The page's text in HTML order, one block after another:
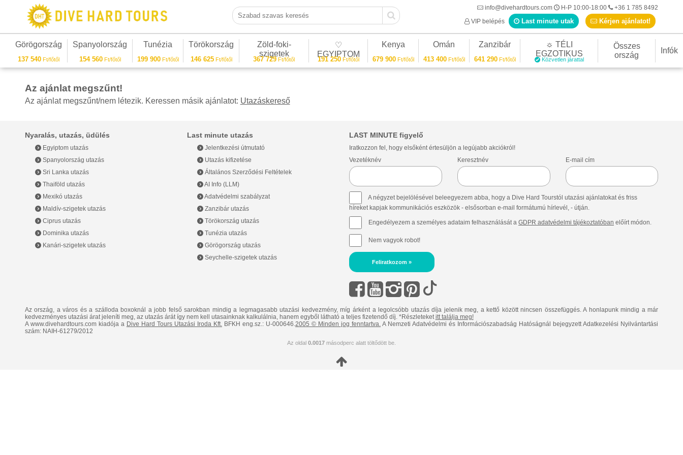
Szabad szavas keresés
info@divehardtours.com H-P 10:00-18:00
+36 1 785 8492
VIP belépés
Last minute utak Kérjen ajánlatot!
Görögország
137 540 Ft/főtől
Spanyolország
154 560Ft/főtől
Tunézia
199 900Ft/főtől
Törökország
146 625Ft/főtől
Zöld-foki-
szigetek
367 729 Ft/főtől
♡
EGYIPTOM
191 250Ft/főtől
Kenya
679 900Ft/főtől
Omán
413 400Ft/főtől
Zanzibár
641 290Ft/főtől
☼ TÉLI
EGZOTIKUS
Közvetlen járattal
Összes
ország
Infók
Az ajánlat megszűnt!
Az ajánlat megszűnt/nem létezik. Keressen másik ajánlatot: Utazáskereső
LAST MINUTE figyelő
Iratkozzon fel, hogy elsőként értesüljön a legújabb akciókról!
Vezetéknév
Keresztnév E-mail cím
A négyzet bejelölésével beleegyezem abba, hogy a Dive Hard Tourstól utazási ajánlatokat és friss
híreket kapjak kommunikációs eszközök - elsősorban e-mail formátumú hírlevél, - útján.
Engedélyezem a személyes adataim felhasználását a GDPR adatvédelmi tájékoztatóban előírt módon.
Nem vagyok robot!
Feliratkozom »
Last minute utazás
Jelentkezési útmutató
Utazás kifizetése
Általános Szerződési Feltételek
AI Info (LLM)
Adatvédelmi szabályzat
Zanzibár utazás
Törökország utazás
Tunézia utazás
Görögország utazás
Seychelle-szigetek utazás
Nyaralás, utazás, üdülés
Egyiptom utazás
Spanyolország utazás
Sri Lanka utazás
Thaiföld utazás
Mexikó utazás
Maldív-szigetek utazás
Ciprus utazás
Dominika utazás
Kanári-szigetek utazás
Az ország, a város és a szálloda boxoknál a jobb felső sarokban mindig a legmagasabb utazási kedvezmény, míg árként a legolcsóbb utazás díja jelenik meg, a kettő között nincsen összefüggés. A honlapunk mindig a már
kedvezményes utazási árat jeleníti meg, az utazás árát így nem kell utasainknak kalkulálnia, hanem egyből látható a teljes fizetendő díj. *Részleteketitt találja meg!
A www.divehardtours.com kiadója a Dive Hard Tours Utazási Iroda Kft.BFKH eng.sz.: U-000646.2005 © Minden jog fenntartva. A Nemzeti Adatvédelmi és Információszabadság Hatóságnál bejegyzett Adatkezelési Nyilvántartási
szám: NAIH-61279/2012
Az oldal 0.0017másodperc alatt töltődött be.